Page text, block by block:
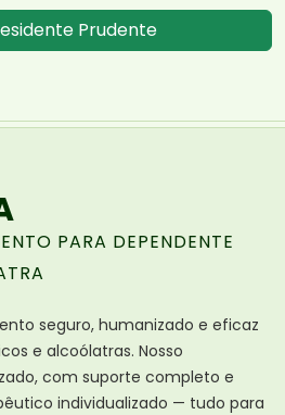
Prudente
PARA DEPENDENTE
seguro, humanizado e eficaz
e alcoólatras. Nosso
com suporte completo e
individualizado — tudo para